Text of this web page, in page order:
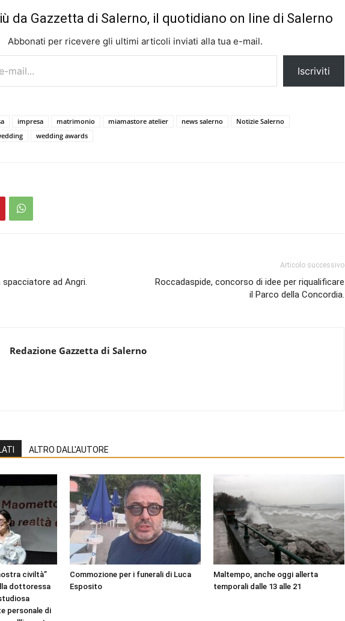
da Gazzetta di Salerno, il quotidiano on line di Salerno
Abbonati per ricevere gli ultimi articoli inviati alla tua e-mail.
Iscriviti
impresa matrimonio miamastore atelier news salerno
Notizie Salerno
wedding awards
ad Angri.
Articolo successivo
Roccadaspide, concorso di idee per riqualificare
il Parco della Concordia.
Redazione Gazzetta di Salerno
ALTRO DALL'AUTORE
civiltà”
dottoressa
personale di
Commozione per i funerali di Luca
Esposito
Maltempo, anche oggi allerta
temporali dalle 13 alle 21